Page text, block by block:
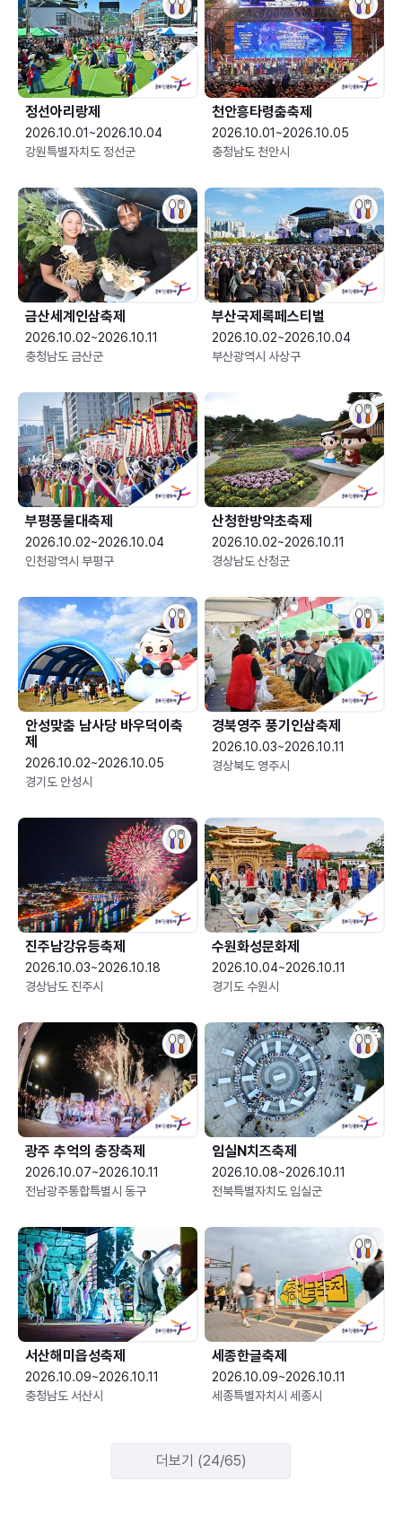
정선아리랑제
2026.10.01~2026.10.04
강원특별자치도 정선군
천안흥타령춤축제
2026.10.01~2026.10.05
충청남도 천안시
금산세계인삼축제
2026.10.02~2026.10.11
충청남도 금산군
부산국제록페스티벌
2026.10.02~2026.10.04
부산광역시 사상구
부평풍물대축제
2026.10.02~2026.10.04
인천광역시 부평구
산청한방약초축제
2026.10.02~2026.10.11
경상남도 산청군
안성맞춤 남사당 바우덕이축
제
2026.10.02~2026.10.05
경기도 안성시
경북영주 풍기인삼축제
2026.10.03~2026.10.11
경상북도 영주시
진주남강유등축제
2026.10.03~2026.10.18
경상남도 진주시
수원화성문화제
2026.10.04~2026.10.11
경기도 수원시
광주 추억의 충장축제
2026.10.07~2026.10.11
전남광주통합특별시 동구
임실N치즈축제
2026.10.08~2026.10.11
전북특별자치도 임실군
서산해미읍성축제
2026.10.09~2026.10.11
충청남도 서산시
세종한글축제
2026.10.09~2026.10.11
세종특별자치시 세종시
더보기 (24/65)